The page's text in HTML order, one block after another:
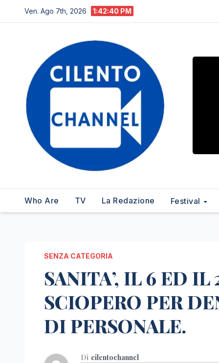
al
Ven. Ago 7th, 2026 1:42:41 PM
Who Are TV La Redazione Festival
SENZA CATEGORIA
SANITA’, IL 6 ED
SCIOPERO PER
DI PERSONALE.
Di cilentochannel